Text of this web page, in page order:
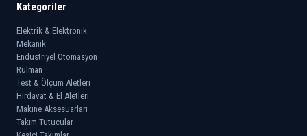
Kategoriler
Elektrik & Elektronik
Mekanik
Endüstriyel Otomasyon
Rulman
Test & Ölçüm Aletleri
Hırdavat & El Aletleri
Makine Aksesuarları
Takım Tutucular